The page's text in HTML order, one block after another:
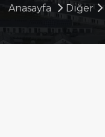
Anasayfa Diğer